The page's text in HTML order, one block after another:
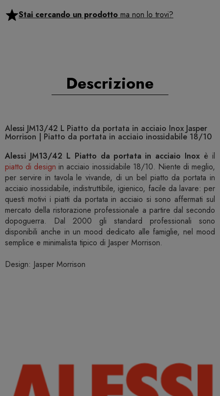
Stai cercando un prodotto ma non lo trovi?
Descrizione
Alessi JM13/42 L Piatto da portata in acciaio Inox Jasper
Morrison | Piatto da portata in acciaio inossidabile 18/10
Alessi JM13/42 L Piatto da portata in acciaio Inox è il
piatto di design in acciaio inossidabile 18/10. Niente di meglio,
per servire in tavola le vivande, di un bel piatto da portata in
acciaio inossidabile, indistruttibile, igienico, facile da lavare: per
questi motivi i piatti da portata in acciaio si sono affermati sul
mercato della ristorazione professionale a partire dal secondo
dopoguerra. Dal 2000 gli standard professionali sono
disponibili anche in un mood dedicato alle famiglie, nel mood
semplice e minimalista tipico di Jasper Morrison.
Design: Jasper Morrison